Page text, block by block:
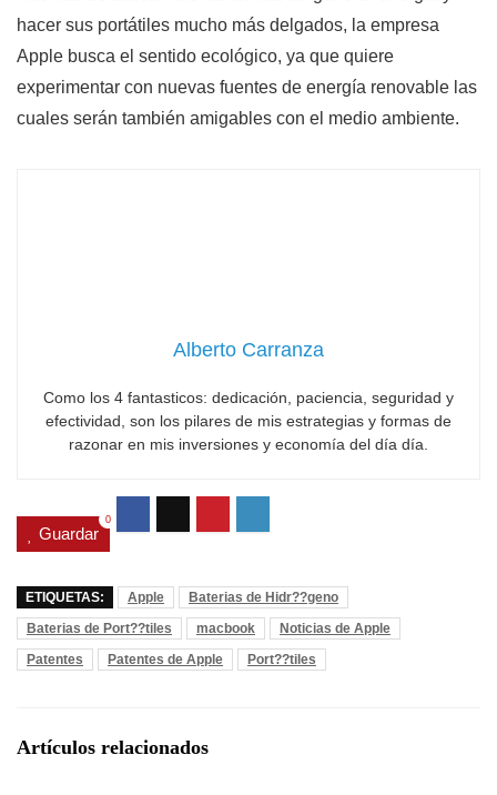
hacer sus portátiles mucho más delgados, la empresa
Apple busca el sentido ecológico, ya que quiere
experimentar con nuevas fuentes de energía renovable las
cuales serán también amigables con el medio ambiente.
Alberto Carranza
Como los 4 fantasticos: dedicación, paciencia, seguridad y
efectividad, son los pilares de mis estrategias y formas de
razonar en mis inversiones y economía del día día.
Guardar
0
ETIQUETAS: Apple
Baterias de Hidr??geno
Baterias de Port??tiles
macbook
Noticias de Apple
Patentes
Patentes de Apple Port??tiles
Artículos relacionados